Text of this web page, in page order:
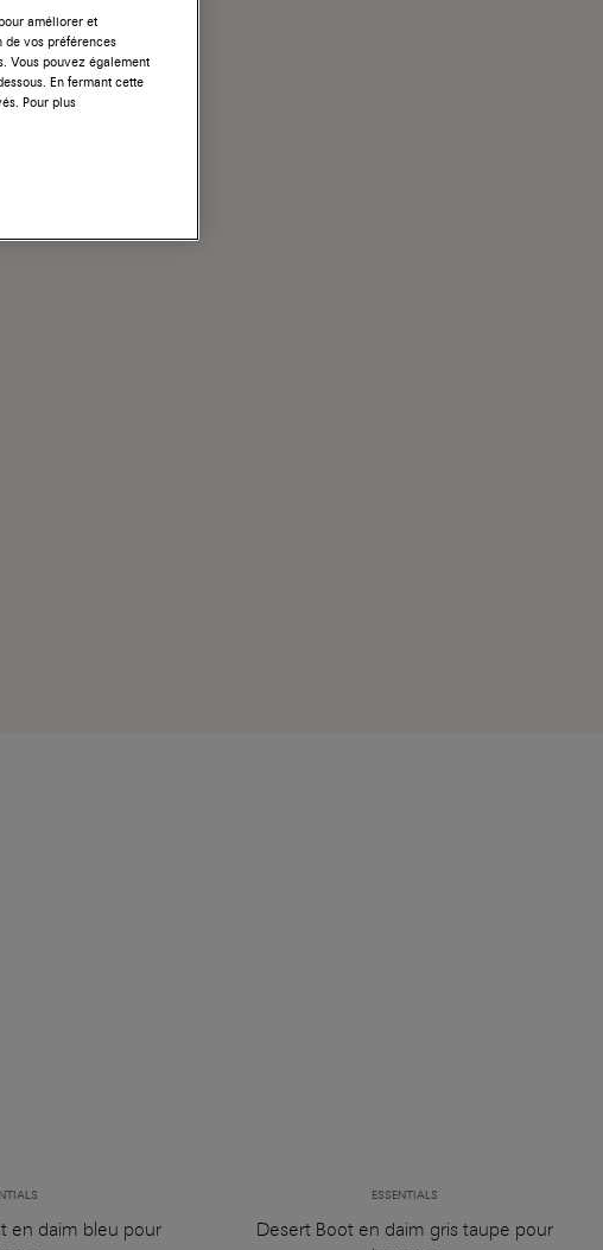
en daim bleu pour
ESSENTIALS
Desert Boot en daim gris taupe pour
améliorer et
vos préférences
Vous pouvez également
En fermant cette
Pour plus